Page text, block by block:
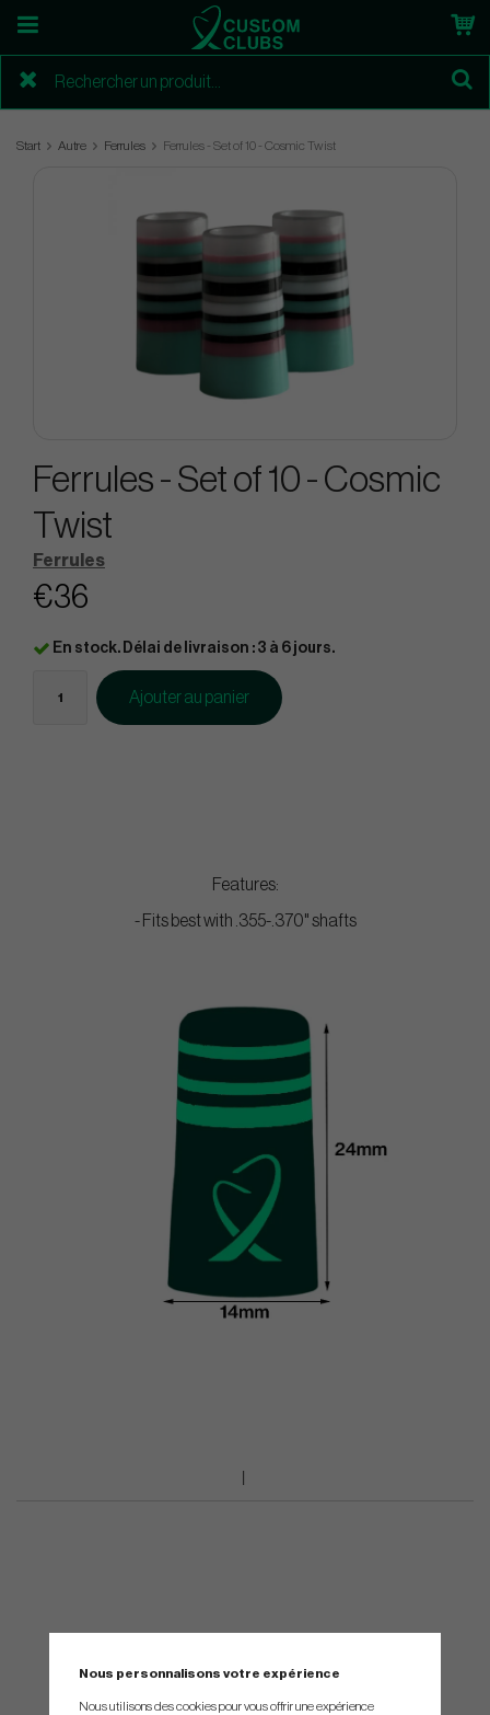
Start Autre Ferrules Ferrules - Set of 10 - Cosmic Twist
Ferrules - Set of 10 - Cosmic
Twist
Ferrules
€36
En stock. Délai de livraison : 3 à 6 jours.
Ajouter au panier
Features:
- Fits best with .355-.370" shafts
Nous personnalisons votre expérience
Nous utilisons des cookies pour vous offrir une expérience